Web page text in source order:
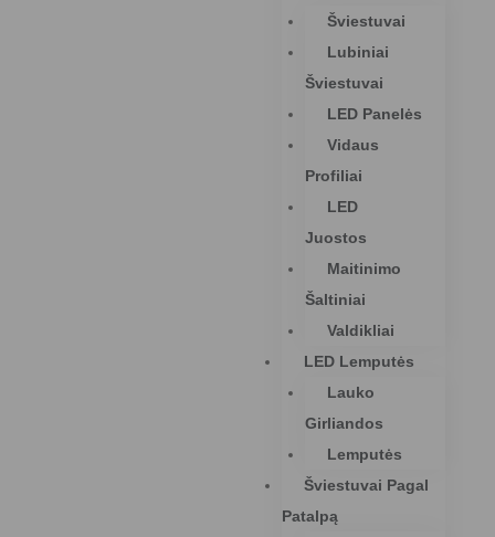
Šviestuvai
Lubiniai
Šviestuvai
LED Panelės
Vidaus
Profiliai
LED
Juostos
Maitinimo
Šaltiniai
Valdikliai
LED Lemputės
Lauko
Girliandos
Lemputės
Šviestuvai Pagal
Patalpą